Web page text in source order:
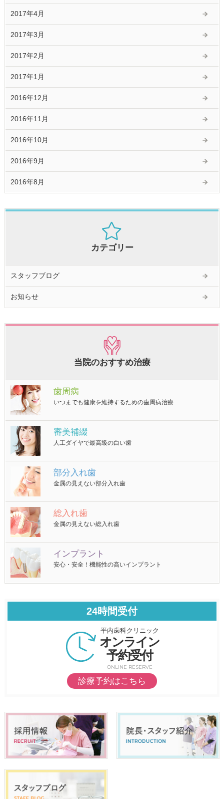
2017年4月
2017年3月
2017年2月
2017年1月
2016年12月
2016年11月
2016年10月
2016年9月
2016年8月
カテゴリー
スタッフブログ
お知らせ
当院のおすすめ治療
歯周病
いつまでも健康を維持するための歯周病治療
審美補綴
人工ダイヤで最高級の白い歯
部分入れ歯
金属の見えない部分入れ歯
総入れ歯
金属の見えない総入れ歯
インプラント
安心・安全！機能性の高いインプラント
24時間受付
平内歯科クリニック
オンライン
予約受付
ONLINE RESERVE
診療予約はこちら